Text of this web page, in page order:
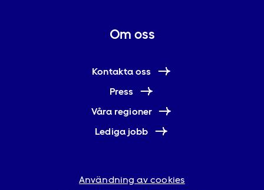
Om oss
Kontakta oss
Press
Våra regioner
Lediga jobb
Användning av cookies